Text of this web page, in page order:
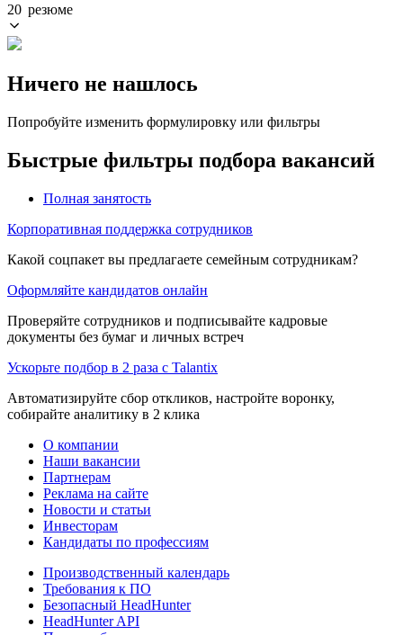
20 резюме
Ничего не нашлось
Попробуйте изменить формулировку или фильтры
Быстрые фильтры подбора вакансий
Полная занятость
Корпоративная поддержка сотрудников
Какой соцпакет вы предлагаете семейным сотрудникам?
Оформляйте кандидатов онлайн
Проверяйте сотрудников и подписывайте кадровые
документы без бумаг и личных встреч
Ускорьте подбор в 2 раза с Talantix
Автоматизируйте сбор откликов, настройте воронку,
собирайте аналитику в 2 клика
О компании
Наши вакансии
Партнерам
Реклама на сайте
Новости и статьи
Инвесторам
Кандидаты по профессиям
Производственный календарь
Требования к ПО
Безопасный HeadHunter
HeadHunter API